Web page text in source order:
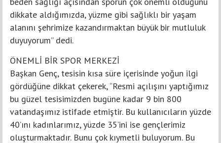
dikkate aldığımızda, yüzme gibi sağlıklı bir yaşam
alanını şehrimize kazandırmaktan büyük bir mutluluk
duyuyorum” dedi.
ÖNEMLİ BİR SPOR MERKEZİ
Başkan Genç, tesisin kısa süre içerisinde yoğun ilgi
gördüğüne dikkat çekerek, “Resmi açılışını yaptığımız
bu güzel tesisimizden bugüne kadar 9 bin 800
vatandaşımız istifade etmiştir. Bu kullanıcıların yüzde
40’ını kadınlarımız, yüzde 35’ini ise gençlerimiz
oluşturmaktadır. Bunu çok kıymetli buluyorum. Bu